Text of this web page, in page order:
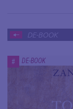
DE-BOOK
# DE-BOOK